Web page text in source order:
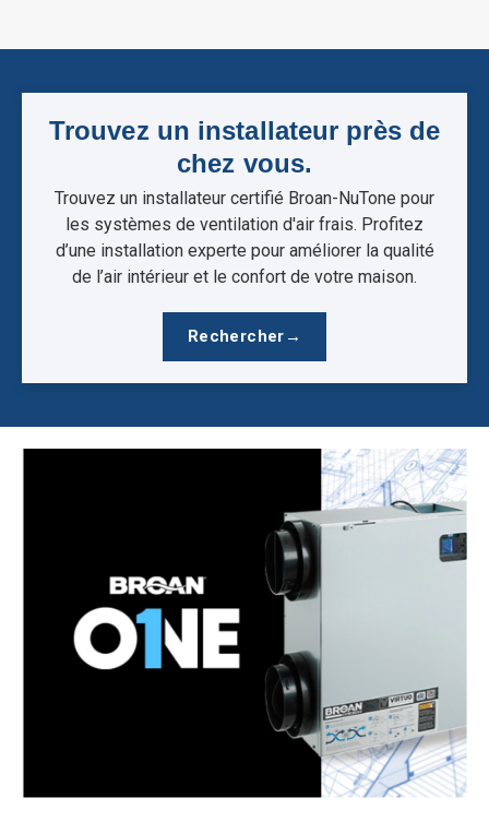
Trouvez un installateur près de
chez vous.
Trouvez un installateur certifié Broan-NuTone pour
les systèmes de ventilation d'air frais. Profitez
d’une installation experte pour améliorer la qualité
de l’air intérieur et le confort de votre maison.
Rechercher →